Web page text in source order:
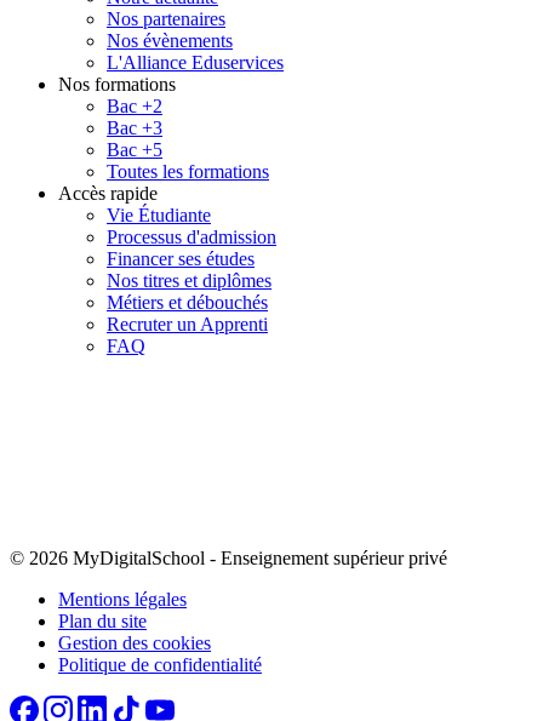
Nos partenaires
Nos évènements
L'Alliance Eduservices
Nos formations
Bac +2
Bac +3
Bac +5
Toutes les formations
Accès rapide
Vie Étudiante
Processus d'admission
Financer ses études
Nos titres et diplômes
Métiers et débouchés
Recruter un Apprenti
FAQ
© 2026 MyDigitalSchool - Enseignement supérieur privé
Mentions légales
Plan du site
Gestion des cookies
Politique de confidentialité